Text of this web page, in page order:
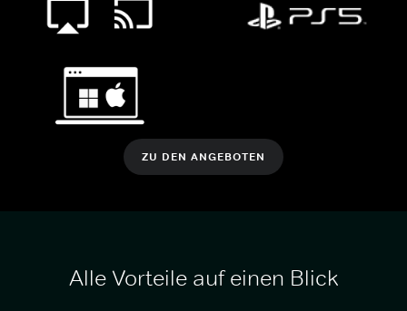
ZU DEN ANGEBOTEN
Alle Vorteile auf einen Blick